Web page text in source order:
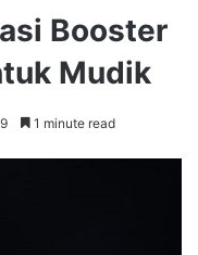
Booster
Mudik
1 minute read